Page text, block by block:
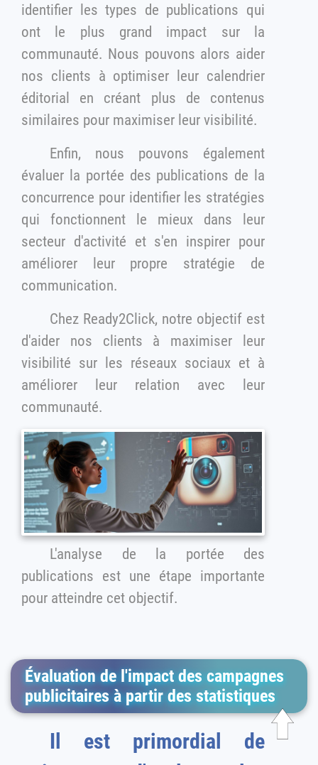
identifier les types de publications qui
ont le plus grand impact sur la
communauté. Nous pouvons alors aider
nos clients à optimiser leur calendrier
éditorial en créant plus de contenus
similaires pour maximiser leur visibilité.
Enfin, nous pouvons également
évaluer la portée des publications de la
concurrence pour identifier les stratégies
qui fonctionnent le mieux dans leur
secteur d'activité et s'en inspirer pour
améliorer leur propre stratégie de
communication.
Chez Ready2Click, notre objectif est
d'aider nos clients à maximiser leur
visibilité sur les réseaux sociaux et à
améliorer leur relation avec leur
communauté.
L'analyse de la portée des
publications est une étape importante
pour atteindre cet objectif.
Évaluation de l'impact des campagnes
publicitaires à partir des statistiques
Il est primordial de